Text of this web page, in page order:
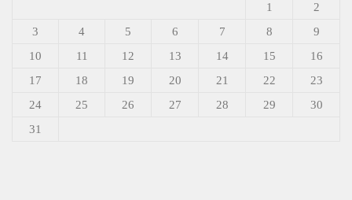
1
2
3
4 5 6 7 8
9
10
11 12 13 14 15
16
17
18 19 20 21 22
23
24
25 26 27 28 29
30
31